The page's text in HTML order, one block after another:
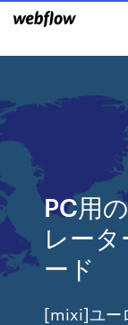
PC用
レー
ード
[mixi]ユー